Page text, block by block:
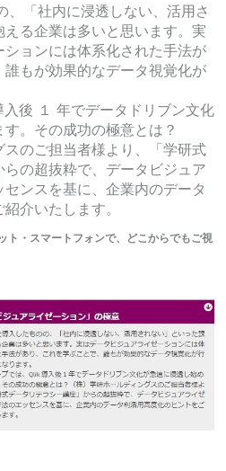
、「社内に浸透しない、活用さ
る企業は多いと思います。実
ョンには体系化された手法が
もが効果的なデータ視覚化が
後 １ 年でデータドリブン文化
。その成功の極意とは？
スのご担当者様より、「学研式
の超抜粋で、データビジュア
ンスを基に、企業内のデータ
介いたします。
ト・スマートフォンで、どこからでもご視